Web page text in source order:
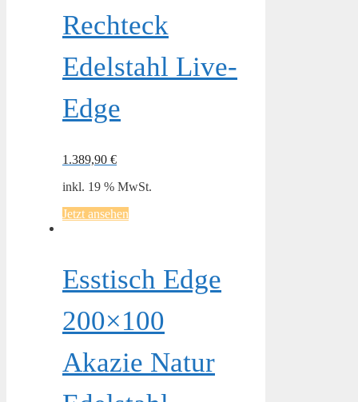
Rechteck
Edelstahl Live-
Edge
1.389,90 €
inkl. 19 % MwSt.
Jetzt ansehen
Esstisch Edge
200×100
Akazie Natur